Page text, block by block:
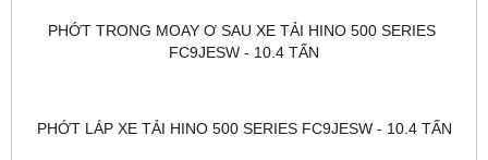
PHỚT TRONG MOAY Ơ SAU XE TẢI HINO 500 SERIES
FC9JESW - 10.4 TẤN
PHỚT LÁP XE TẢI HINO 500 SERIES FC9JESW - 10.4 TẤN